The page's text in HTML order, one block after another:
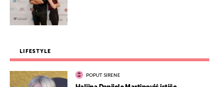
LIFESTYLE
POPUT SIRENE